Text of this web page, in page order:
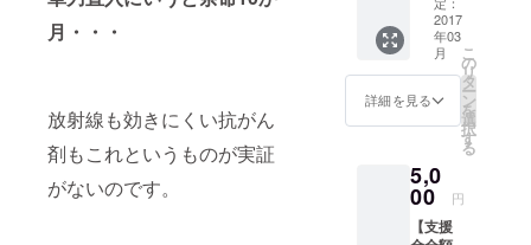
月・・・
放射線も効きにくい抗がん
剤もこれというものが実証
がないのです。
トップセー
ルスマンと
して全国を
駆け巡る。
退職直前に
高セールス
を叩き出
し、翌月有
◆交流
会チ
ケット
２，０
００円
分を２
枚 ※開
は、
パート
ナー
シップ
2017
年03
月
詳細を見る
こ
の
リ
タ
ー
ン
を
選
択
す
る
5,0
00 円
【支援